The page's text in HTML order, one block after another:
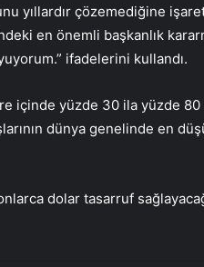
yıllardır çözemediğine
en önemli başkanlık
ifadelerini kullandı.
içinde yüzde 30 ila yüzde
dünya genelinde en
dolar tasarruf